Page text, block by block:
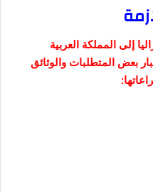
إلى المملكة العربية
بعض المتطلبات والوثائق